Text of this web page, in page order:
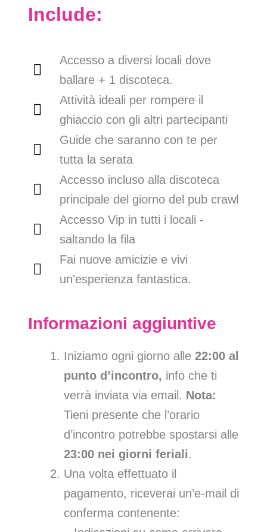
Include:
Accesso a diversi locali dove
ballare + 1 discoteca.
Attività ideali per rompere il
ghiaccio con gli altri partecipanti
Guide che saranno con te per
tutta la serata
Accesso incluso alla discoteca
principale del giorno del pub crawl
Accesso Vip in tutti i locali -
saltando la fila
Fai nuove amicizie e vivi
un'esperienza fantastica.
Informazioni aggiuntive
Iniziamo ogni giorno alle 22:00 al
punto d’incontro, info che ti
verrà inviata via email. Nota:
Tieni presente che l’orario
d’incontro potrebbe spostarsi alle
23:00 nei giorni feriali.
Una volta effettuato il
pagamento, riceverai un’e-mail di
conferma contenente: